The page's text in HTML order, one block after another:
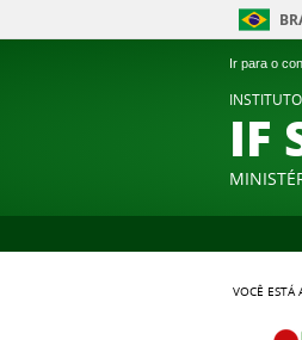
Ir para o
IF
VOCÊ ESTÁ